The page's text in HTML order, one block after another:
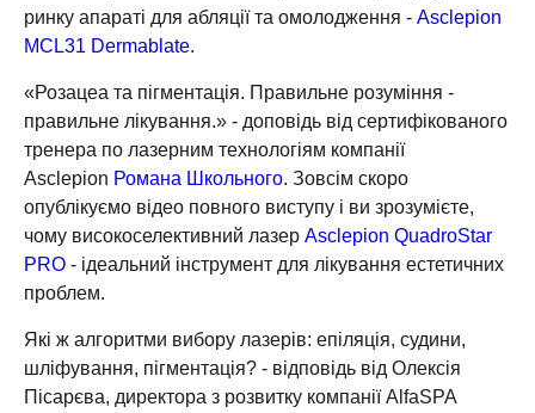
ринку апараті для абляції та омолодження - Asclepion
MCL31 Dermablate.
«Розацеа та пігментація. Правильне розуміння -
правильне лікування.» - доповідь від сертифікованого
тренера по лазерним технологіям компанії
Asclepion Романа Школьного. Зовсім скоро
опублікуємо відео повного виступу і ви зрозумієте,
чому високоселективний лазер Asclepion QuadroStar
PRO - ідеальний інструмент для лікування естетичних
проблем.
Які ж алгоритми вибору лазерів: епіляція, судини,
шліфування, пігментація? - відповідь від Олексія
Пісарєва, директора з розвитку компанії AlfaSPA